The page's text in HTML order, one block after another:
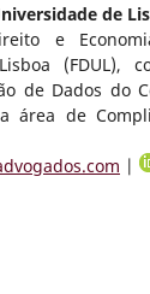
de
e
(FDUL),
de Dados do
área de
|